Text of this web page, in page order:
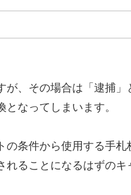
、その場合は「逮捕
なってしまいます。
条件から使用する手
ることになるはずの